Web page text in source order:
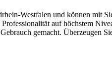
Westfalen und können mit
auf höchstem
gemacht. Überzeugen